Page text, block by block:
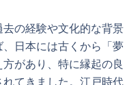
の経験や文化的な背景
日本には古くから「夢
があり、特に縁起の良
てきました。江戸時代